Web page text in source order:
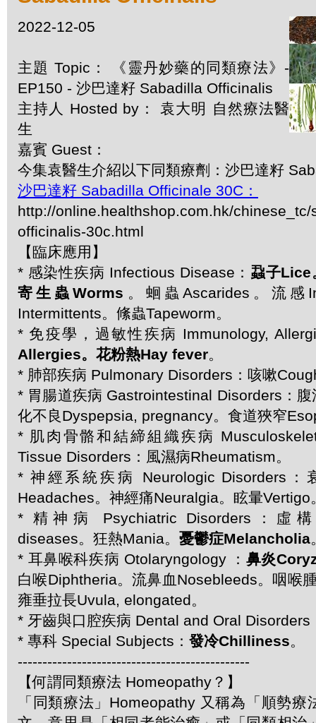
2022-12-05
主題 Topic： 《靈丹妙藥的同類療法》-
EP150 - 沙巴達籽 Sabadilla Officinalis
主持人 Hosted by： 袁大明 自然療法醫
生
嘉賓 Guest：
今集袁醫生介紹以下同類療劑：沙巴達籽
沙巴達籽 Sabadilla Officinale 30C：
http://online.healthshop.com.hk/chinese_tc/
officinalis-30c.html
【臨床應用】
* 感染性疾病 Infectious Disease： 蝨子Lice
寄生蟲Worms 。蛔蟲Ascarides。流感
Intermittents。絛蟲Tapeworm。
* 免疫學，過敏性疾病 Immunology,
Allergies。花粉熱Hay fever。
* 肺部疾病 Pulmonary Disorders：咳嗽
* 胃腸道疾病 Gastrointestinal Disorders：
化不良Dyspepsia, pregnancy。食道狹窄
* 肌肉骨骼和結締組織疾病
Tissue Disorders：風濕病Rheumatism。
* 神經系統疾病 Neurologic Disorders：
Headaches。神經痛Neuralgia。眩暈Vertigo
* 精神病 Psychiatric Disorders：虛
diseases。狂熱Mania。 憂鬱症Melancholia
* 耳鼻喉科疾病 Otolaryngology ： 鼻炎
白喉Diphtheria。流鼻血Nosebleeds。咽喉
雍垂拉長Uvula, elongated。
* 牙齒與口腔疾病 Dental and Oral Disorders
* 專科 Special Subjects： 發冷Chilliness。
-----------------------------------------------
【何謂同類療法 Homeopathy？】
「同類療法」Homeopathy 又稱為「順勢療